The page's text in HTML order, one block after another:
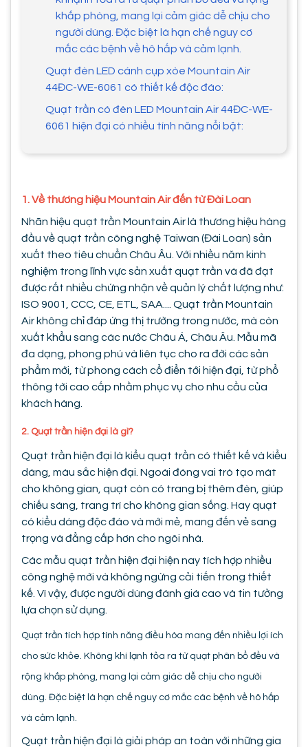
khắp phòng, mang lại cảm giác dễ chịu cho
người dùng. Đặc biệt là hạn chế nguy cơ
mắc các bệnh về hô hấp và cảm lạnh.
Quạt đèn LED cánh cụp xòe Mountain Air
44ĐC-WE-6061 có thiết kế độc đáo:
Quạt trần có đèn LED Mountain Air 44ĐC-WE-
6061 hiện đại có nhiều tính năng nổi bật:
1. Về thương hiệu Mountain Air đến từ Đài Loan
Nhãn hiệu quạt trần Mountain Air là thương hiệu hàng
đầu về quạt trần công nghệ Taiwan (Đài Loan) sản
xuất theo tiêu chuẩn Châu Âu. Với nhiều năm kinh
nghiệm trong lĩnh vực sản xuất quạt trần và đã đạt
được rất nhiều chứng nhận về quản lý chất lượng như:
ISO 9001, CCC, CE, ETL, SAA.... Quạt trần Mountain
Air không chỉ đáp ứng thị trường trong nước, mà còn
xuất khẩu sang các nước Châu Á, Châu Âu. Mẫu mã
đa dạng, phong phú và liên tục cho ra đời các sản
phẩm mới, từ phong cách cổ điển tới hiện đại, từ phổ
thông tới cao cấp nhằm phục vụ cho nhu cầu của
khách hàng.
2. Quạt trần hiện đại là gì?
Quạt trần hiện đại là kiểu quạt trần có thiết kế và kiểu
dáng, màu sắc hiện đại. Ngoài đóng vai trò tạo mát
cho không gian, quạt còn có trang bị thêm đèn, giúp
chiếu sáng, trang trí cho không gian sống. Hay quạt
có kiểu dáng độc đáo và mới mẻ, mang đến vẻ sang
trọng và đẳng cấp hơn cho ngôi nhà.
Các mẫu quạt trần hiện đại hiện nay tích hợp nhiều
công nghệ mới và không ngừng cải tiến trong thiết
kế. Vì vậy, được người dùng đánh giá cao và tin tưởng
lựa chọn sử dụng.
Quạt trần tích hợp tính năng điều hòa mang đến nhiều lợi ích
cho sức khỏe. Không khí lạnh tỏa ra từ quạt phân bổ đều và
rộng khắp phòng, mang lại cảm giác dễ chịu cho người
dùng. Đặc biệt là hạn chế nguy cơ mắc các bệnh về hô hấp
và cảm lạnh.
Quạt trần hiện đại là giải pháp an toàn với những gia